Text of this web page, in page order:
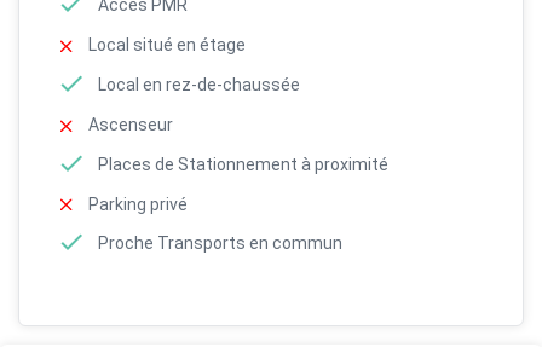
Accès PMR
Local situé en étage
Local en rez-de-chaussée
Ascenseur
Places de Stationnement à proximité
Parking privé
Proche Transports en commun